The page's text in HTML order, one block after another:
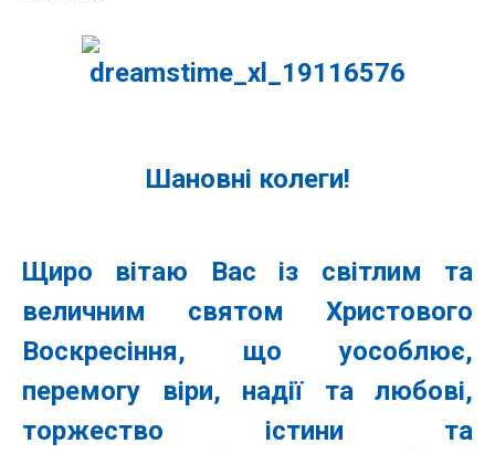
Шановні колеги!
Щиро вітаю Вас із світлим та
величним святом Христового
Воскресіння, що уособлює,
перемогу віри, надії та любові,
торжество істини та